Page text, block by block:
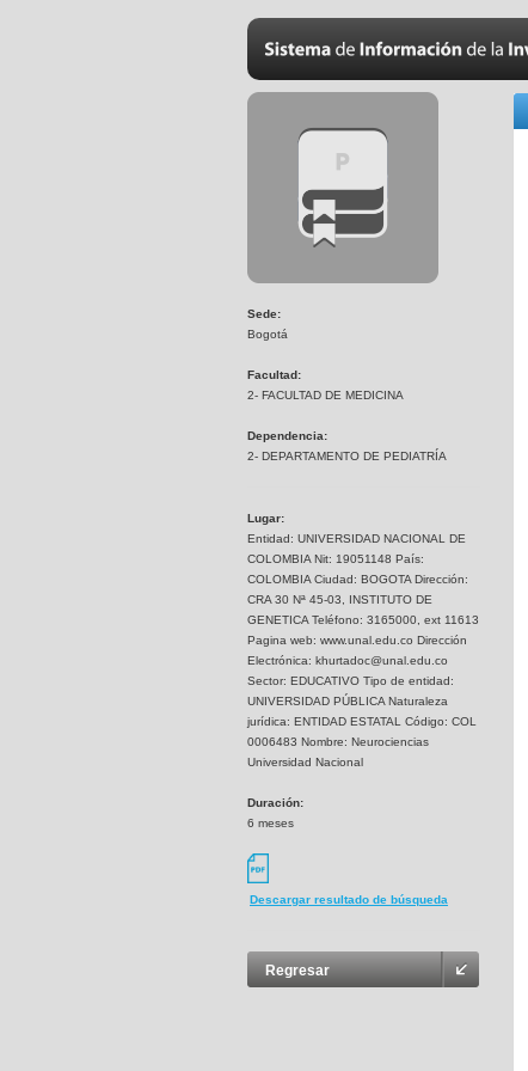
Sede:
Bogotá
Facultad:
2- FACULTAD DE MEDICINA
Dependencia:
2- DEPARTAMENTO DE PEDIATRÍA
Lugar:
Entidad: UNIVERSIDAD NACIONAL DE
COLOMBIA Nit: 19051148 País:
COLOMBIA Ciudad: BOGOTA Dirección:
CRA 30 Nª 45-03, INSTITUTO DE
GENETICA Teléfono: 3165000, ext 11613
Pagina web: www.unal.edu.co Dirección
Electrónica: khurtadoc@unal.edu.co
Sector: EDUCATIVO Tipo de entidad:
UNIVERSIDAD PÚBLICA Naturaleza
jurídica: ENTIDAD ESTATAL Código: COL
0006483 Nombre: Neurociencias
Universidad Nacional
Duración:
6 meses
Descargar resultado de búsqueda
Regresar